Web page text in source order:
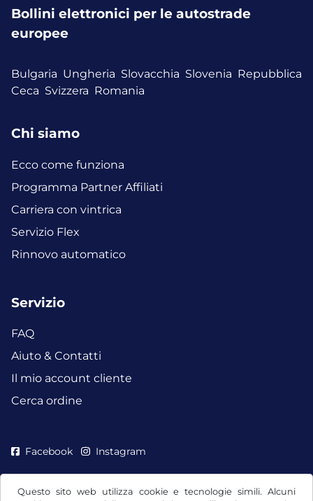
Questo sito web utilizza cookie e tecnologie simili. Alcuni
Bollini elettronici per le autostrade
europee
Bulgaria Ungheria Slovacchia Slovenia Repubblica
Ceca Svizzera Romania
Chi siamo
Ecco come funziona
Programma Partner Affiliati
Carriera con vintrica
Servizio Flex
Rinnovo automatico
Servizio
FAQ
Aiuto & Contatti
Il mio account cliente
Cerca ordine
Facebook Instagram